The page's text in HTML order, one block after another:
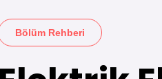
Bölüm Rehberi